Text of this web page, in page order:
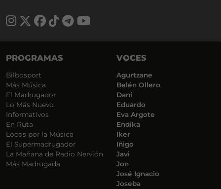
PROGRAMAS
Bilbosport
Más Música
El Madrugador
Lo Más Nuevo
Informativos
En Ruta
Locos por la Música
El Supermadrugador
La Mañana de Radio Nervión
Más Madrugada
VOCES
Agurtzane
Belén Ollero
Dani
Eduardo
Eva Argote
Endika
Iker
Iñigo
Javi
Jon
José Ignacio
Joseba